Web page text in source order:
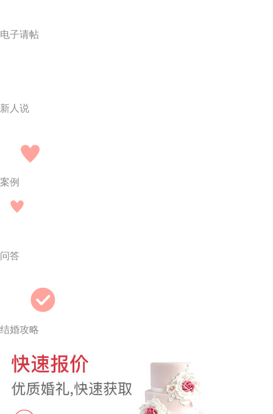
电子请帖
新人说
案例
问答
结婚攻略